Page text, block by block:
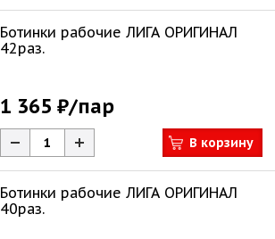
Ботинки рабочие ЛИГА ОРИГИНАЛ
42раз.
1 365 ₽/пар
В корзину
Ботинки рабочие ЛИГА ОРИГИНАЛ
40раз.